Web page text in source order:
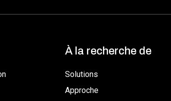
À la recherche de
Solutions
Approche